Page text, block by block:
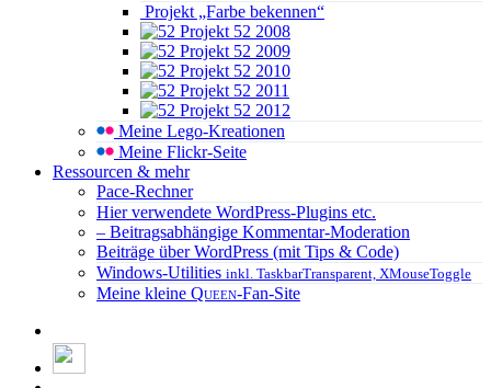
Projekt „Farbe bekennen“
Projekt 52 2008
Projekt 52 2009
Projekt 52 2010
Projekt 52 2011
Projekt 52 2012
Meine Lego-Kreationen
Meine Flickr-Seite
Ressourcen & mehr
Pace-Rechner
Hier verwendete WordPress-Plugins etc.
– Beitragsabhängige Kommentar-Moderation
Beiträge über WordPress (mit Tips & Code)
Windows-Utilities inkl. TaskbarTransparent, XMouseToggle
Meine kleine Queen-Fan-Site